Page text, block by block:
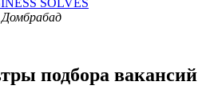
SOLVES
подбора вакансий